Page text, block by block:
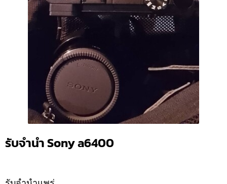
รับจำนำ Sony a6400